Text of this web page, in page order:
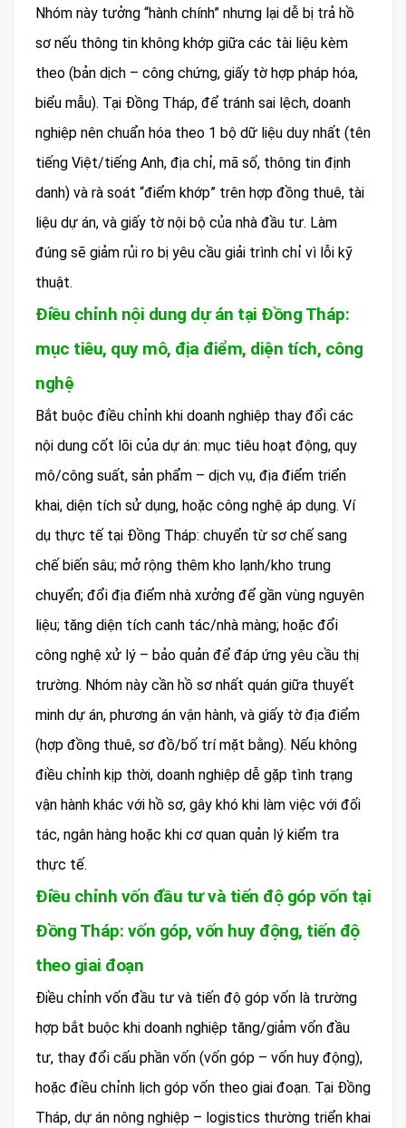
Nhóm này tưởng “hành chính” nhưng lại dễ bị trả hồ
sơ nếu thông tin không khớp giữa các tài liệu kèm
theo (bản dịch – công chứng, giấy tờ hợp pháp hóa,
biểu mẫu). Tại Đồng Tháp, để tránh sai lệch, doanh
nghiệp nên chuẩn hóa theo 1 bộ dữ liệu duy nhất (tên
tiếng Việt/tiếng Anh, địa chỉ, mã số, thông tin định
danh) và rà soát “điểm khớp” trên hợp đồng thuê, tài
liệu dự án, và giấy tờ nội bộ của nhà đầu tư. Làm
đúng sẽ giảm rủi ro bị yêu cầu giải trình chỉ vì lỗi kỹ
thuật.
Điều chỉnh nội dung dự án tại Đồng Tháp:
mục tiêu, quy mô, địa điểm, diện tích, công
nghệ
Bắt buộc điều chỉnh khi doanh nghiệp thay đổi các
nội dung cốt lõi của dự án: mục tiêu hoạt động, quy
mô/công suất, sản phẩm – dịch vụ, địa điểm triển
khai, diện tích sử dụng, hoặc công nghệ áp dụng. Ví
dụ thực tế tại Đồng Tháp: chuyển từ sơ chế sang
chế biến sâu; mở rộng thêm kho lạnh/kho trung
chuyển; đổi địa điểm nhà xưởng để gần vùng nguyên
liệu; tăng diện tích canh tác/nhà màng; hoặc đổi
công nghệ xử lý – bảo quản để đáp ứng yêu cầu thị
trường. Nhóm này cần hồ sơ nhất quán giữa thuyết
minh dự án, phương án vận hành, và giấy tờ địa điểm
(hợp đồng thuê, sơ đồ/bố trí mặt bằng). Nếu không
điều chỉnh kịp thời, doanh nghiệp dễ gặp tình trạng
vận hành khác với hồ sơ, gây khó khi làm việc với đối
tác, ngân hàng hoặc khi cơ quan quản lý kiểm tra
thực tế.
Điều chỉnh vốn đầu tư và tiến độ góp vốn tại
Đồng Tháp: vốn góp, vốn huy động, tiến độ
theo giai đoạn
Điều chỉnh vốn đầu tư và tiến độ góp vốn là trường
hợp bắt buộc khi doanh nghiệp tăng/giảm vốn đầu
tư, thay đổi cấu phần vốn (vốn góp – vốn huy động),
hoặc điều chỉnh lịch góp vốn theo giai đoạn. Tại Đồng
Tháp, dự án nông nghiệp – logistics thường triển khai